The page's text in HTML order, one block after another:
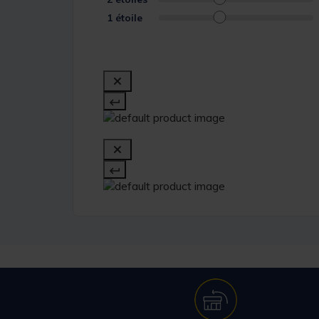
1 étoile